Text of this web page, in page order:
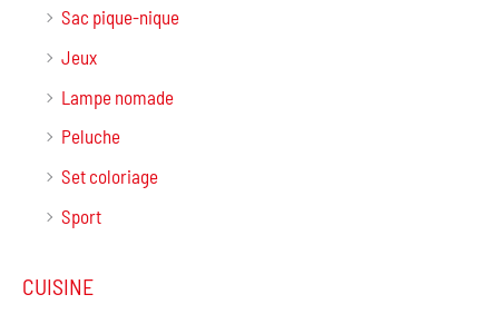
Sac pique-nique
Jeux
Lampe nomade
Peluche
Set coloriage
Sport
CUISINE